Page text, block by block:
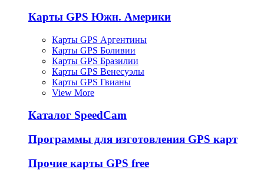
Карты GPS Южн. Америки
Карты GPS Аргентины
Карты GPS Боливии
Карты GPS Бразилии
Карты GPS Венесуэлы
Карты GPS Гвианы
View More
Каталог SpeedCam
Программы для изготовления GPS карт
Прочие карты GPS free